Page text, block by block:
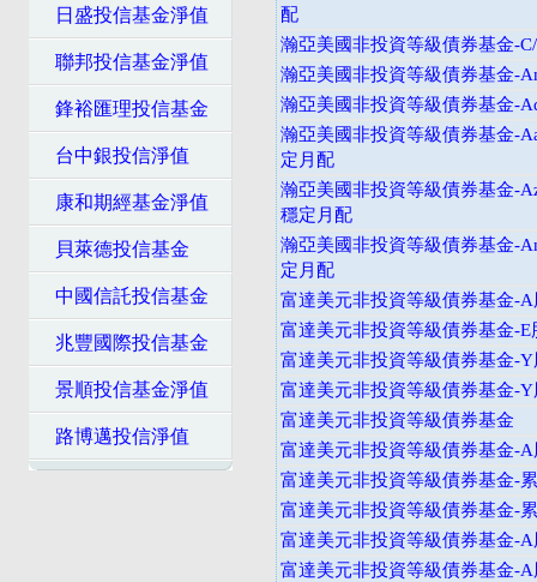
日盛投信基金淨值
聯邦投信基金淨值
鋒裕匯理投信基金
台中銀投信淨值
康和期經基金淨值
貝萊德投信基金
中國信託投信基金
兆豐國際投信基金
景順投信基金淨值
路博邁投信淨值
配
瀚亞美國非投資等級債券基金-
瀚亞美國非投資等級債券基金-
瀚亞美國非投資等級債券基金-
瀚亞美國非投資等級債券基金-
定月配
瀚亞美國非投資等級債券基金-
穩定月配
瀚亞美國非投資等級債券基金-
定月配
富達美元非投資等級債券基金-
富達美元非投資等級債券基金-
富達美元非投資等級債券基金-
富達美元非投資等級債券基金-
富達美元非投資等級債券基金
富達美元非投資等級債券基金-
富達美元非投資等級債券基金-
富達美元非投資等級債券基金-
富達美元非投資等級債券基金-
富達美元非投資等級債券基金-